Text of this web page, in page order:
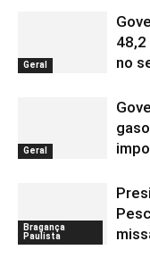
Geral
48,2
no
Geral
Bragança
Paulista